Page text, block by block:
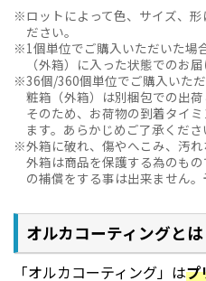
ロットによって色、サイズ、
ださい。
1個単位でご購入いただいた場
（外箱）に入った状態でのお届
36個/360個単位でご購入いた
粧箱（外箱）は別梱包での出荷
そのため、お荷物の到着タイ
ます。あらかじめご了承くださ
外箱に破れ、傷やへこみ、汚れ
外箱は商品を保護する為のも
の補償をする事は出来ません。
オルカコーティングとは
「オルカコーティング」はプ